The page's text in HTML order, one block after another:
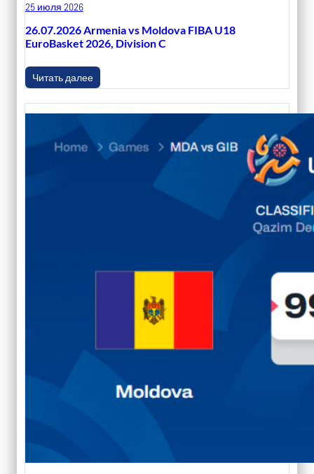
25 июля 2026
26.07.2026 Armenia vs Moldova FIBA U18
EuroBasket 2026, Division C
Читать далее